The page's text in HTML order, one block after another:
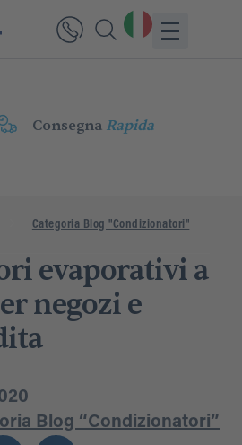
Rapida
Categoria Blog "Condizionatori"
evaporativi a
negozi e
Blog “Condizionatori”